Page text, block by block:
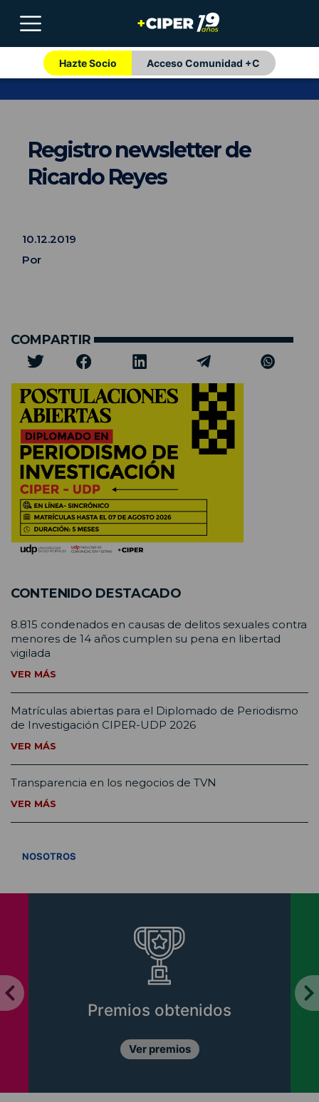
Hazte Socio Acceso Comunidad +C
Registro newsletter de
Ricardo Reyes
10.12.2019
Por
COMPARTIR
CONTENIDO DESTACADO
8.815 condenados en causas de delitos sexuales contra
menores de 14 años cumplen su pena en libertad
vigilada
VER MÁS
Matrículas abiertas para el Diplomado de Periodismo
de Investigación CIPER-UDP 2026
VER MÁS
Transparencia en los negocios de TVN
VER MÁS
NOSOTROS
obtenidos